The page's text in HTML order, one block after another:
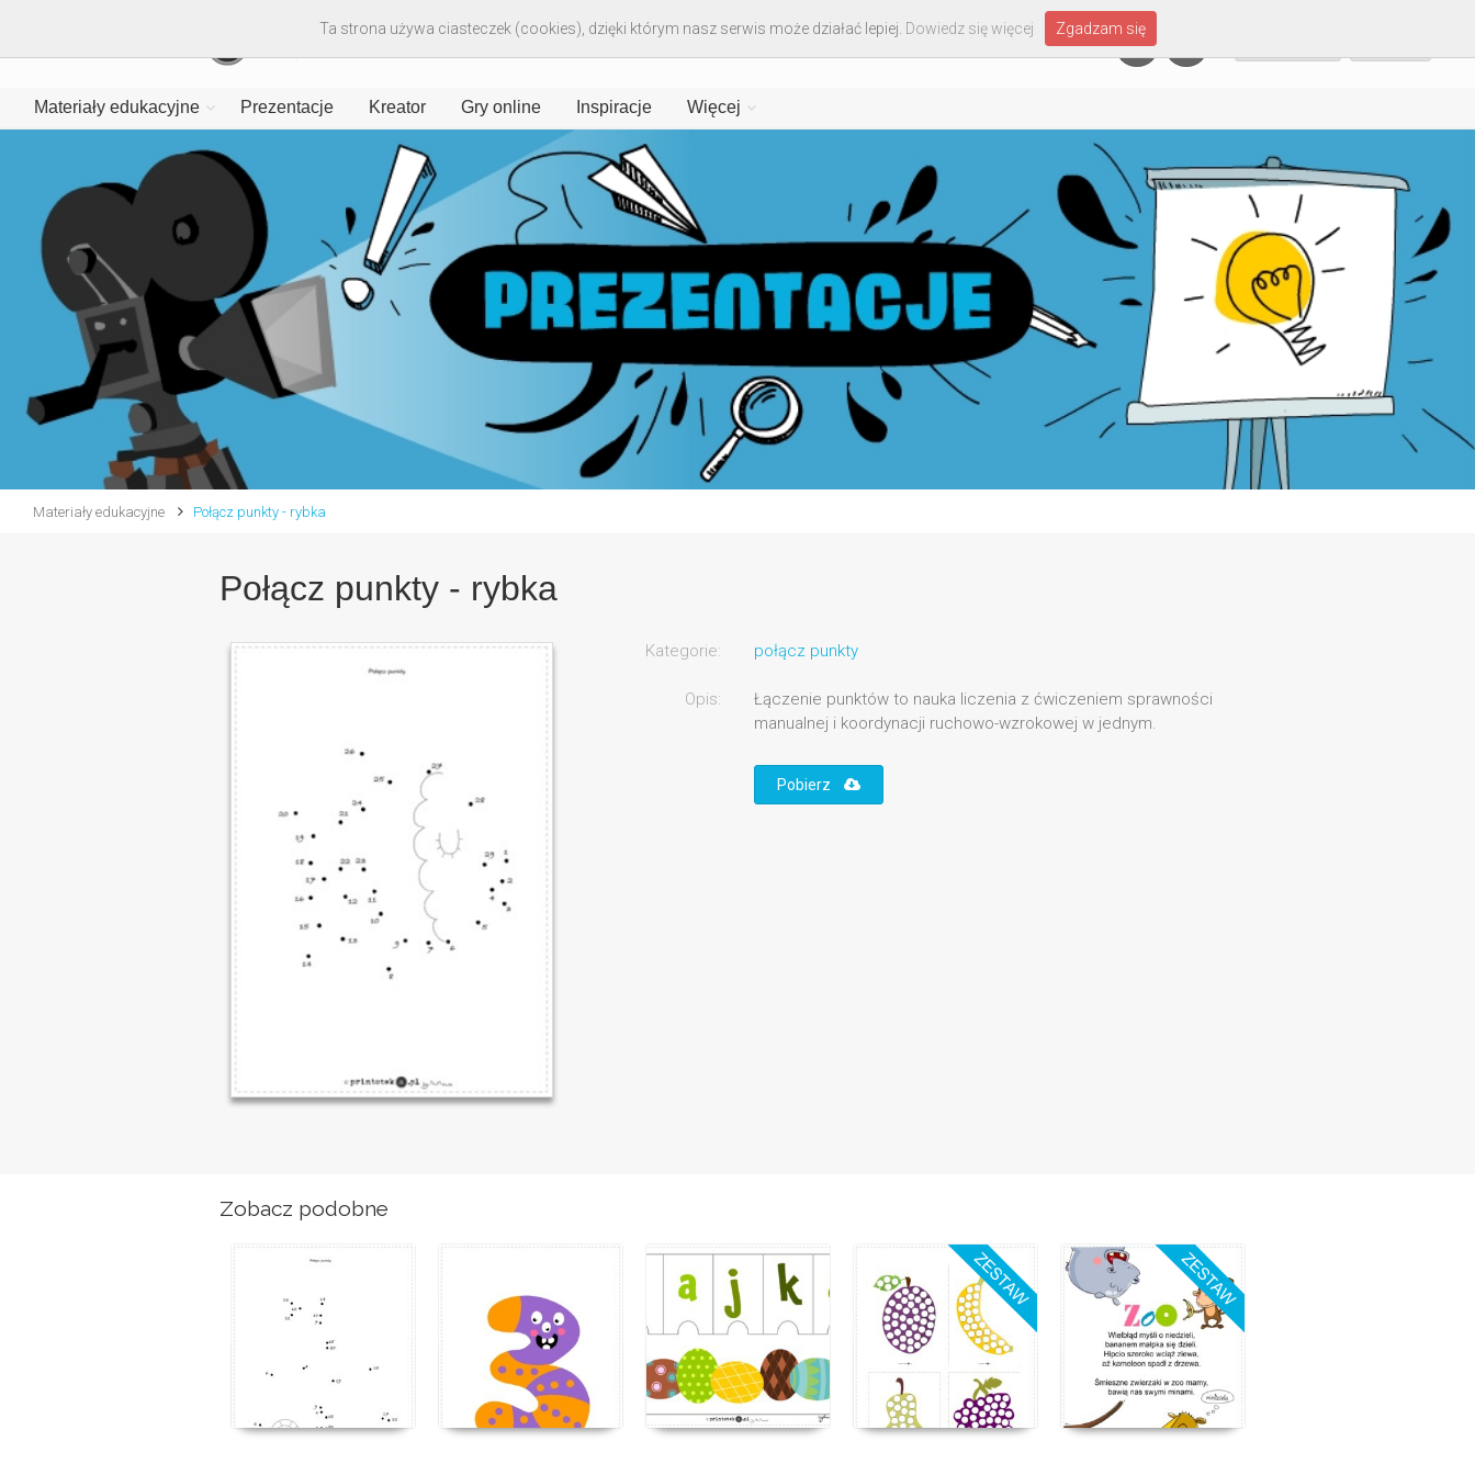
Materiały edukacyjne Prezentacje Kreator Gry online Inspiracje Więcej
Materiały edukacyjne Połącz punkty - rybka
Połącz punkty - rybka
Kategorie: połącz punkty
Opis:
Łączenie punktów to nauka liczenia z ćwiczeniem sprawności
manualnej i koordynacji ruchowo-wzrokowej w jednym.
Pobierz
Zobacz podobne
Ta strona używa ciasteczek (cookies), dzięki którym nasz serwis może działać lepiej. Dowiedz się więcej Zgadzam się